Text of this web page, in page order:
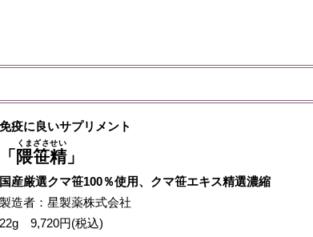
免疫に良いサプリメント
「 隈笹精
くまざさせい
」
国産厳選クマ笹100％使用、クマ笹エキス精選濃縮
製造者：星製薬株式会社
22g 9,720円(税込)